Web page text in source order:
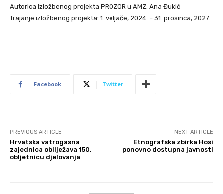
Autorica izložbenog projekta PROZOR u AMZ: Ana Đukić
Trajanje izložbenog projekta: 1. veljače, 2024. – 31. prosinca, 2027.
Facebook Twitter
PREVIOUS ARTICLE
Hrvatska vatrogasna
zajednica obilježava 150.
obljetnicu djelovanja
NEXT ARTICLE
Etnografska zbirka Hosi
ponovno dostupna javnosti